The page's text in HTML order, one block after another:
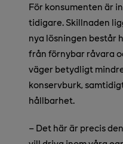
För konsumenten är
tidigare. Skillnaden
nya lösningen består
från förnybar råvara
väger betydligt
konservburk,
hållbarhet.
– Det här är precis